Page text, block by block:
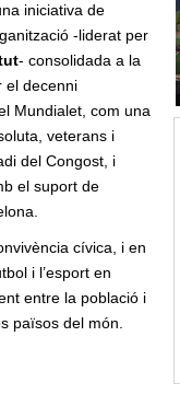
iniciativa de
-liderat per
- consolidada a la
el decenni
Mundialet, com una
veterans i
del Congost, i
el suport de
cívica, i en
i l’esport en
entre la població i
països del món.